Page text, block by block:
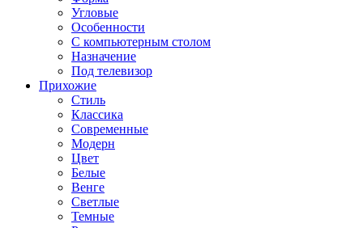
Угловые
Особенности
С компьютерным столом
Назначение
Под телевизор
Прихожие
Стиль
Классика
Современные
Модерн
Цвет
Белые
Венге
Светлые
Темные